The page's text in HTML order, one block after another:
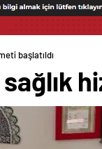
başlatıldı